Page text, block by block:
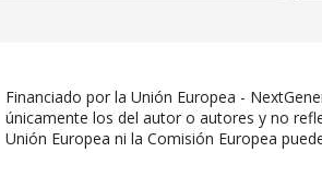
Financiado por la Unión Europea -
únicamente los del autor o autores y no
Unión Europea ni la Comisión Europea